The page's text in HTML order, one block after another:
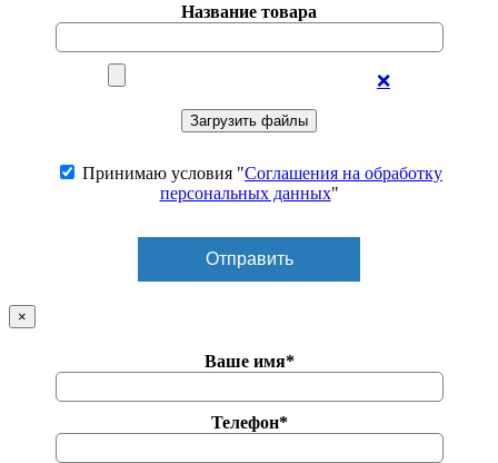
Название товара
❌
Принимаю условия "Соглашения на обработку
персональных данных"
×
Ваше имя*
Телефон*